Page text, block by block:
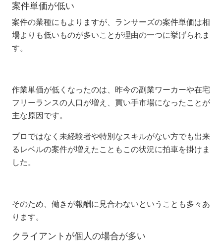
案件単価が低い
案件の業種にもよりますが、ランサーズの案件単価は相
場よりも低いものが多いことが理由の一つに挙げられま
す。
作業単価が低くなったのは、昨今の副業ワーカーや在宅
フリーランスの人口が増え、買い手市場になったことが
主な原因です。
プロではなく未経験者や特別なスキルがない方でも出来
るレベルの案件が増えたこともこの状況に拍車を掛けま
した。
そのため、働きが報酬に見合わないということも多々あ
ります。
クライアントが個人の場合が多い